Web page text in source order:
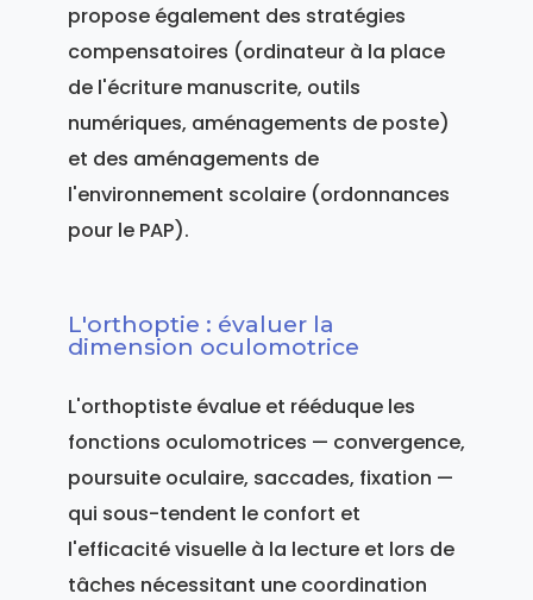
propose également des stratégies
compensatoires (ordinateur à la place
de l'écriture manuscrite, outils
numériques, aménagements de poste)
et des aménagements de
l'environnement scolaire (ordonnances
pour le PAP).
L'orthoptie : évaluer la
dimension oculomotrice
L'orthoptiste évalue et rééduque les
fonctions oculomotrices — convergence,
poursuite oculaire, saccades, fixation —
qui sous-tendent le confort et
l'efficacité visuelle à la lecture et lors de
tâches nécessitant une coordination